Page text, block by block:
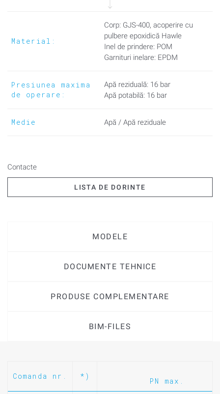
Pentru construcția de conducte subterane și în sistemele de
distribuție atât pentru alimentarea cu apă potabilă, cât și pentru
evacuarea apelor uzate. Nici o aplicație în instalare.
Material:
Corp: GJS-400, acoperire cu
pulbere epoxidică Hawle
Inel de prindere: POM
Garnituri inelare: EPDM
Presiunea maxima
de operare:
Apă reziduală: 16 bar
Apă potabilă: 16 bar
Medie Apă / Apă reziduale
Contacte
LISTA DE DORINTE
MODELE
DOCUMENTE TEHNICE
PRODUSE COMPLEMENTARE
BIM-FILES
Comanda nr. *)
PN max.